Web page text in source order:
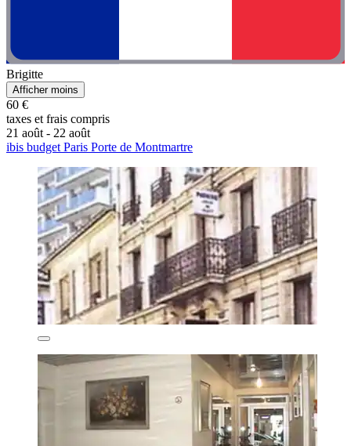
Brigitte
Afficher moins
60 €
taxes et frais compris
21 août - 22 août
ibis budget Paris Porte de Montmartre